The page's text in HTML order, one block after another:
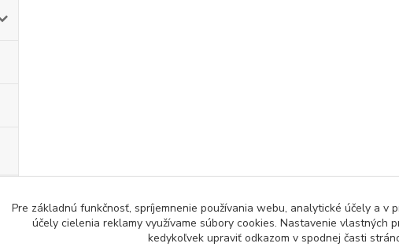
Pre základnú funkčnosť, spríjemnenie používania webu, analytické účely a v
účely cielenia reklamy využívame súbory cookies. Nastavenie vlastných
kedykoľvek upraviť odkazom v spodnej časti